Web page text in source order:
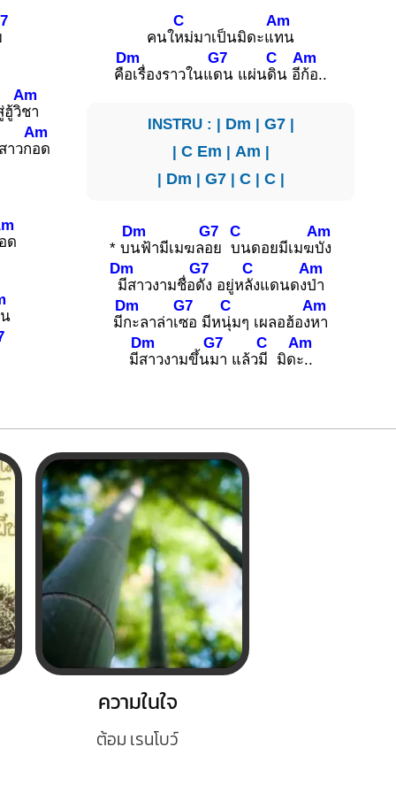
ฮู้วิ
Am
ชา
าวก
Am
อด
ด
คนใ
C
หม่มาเป็นมิดะแ
Am
ทน
คื
Dm
อเรื่องราวในแ
G7
ดน แผ่น
C
ดิน อี
Am
ก้อ..
INSTRU : | Dm | G7|
| C Em | Am |
| Dm | G7| C| C|
* บ
Dm
นฟ้ามีเมฆล
G7
อย
C
บนดอยมีเมฆ
Am
บัง
Dm
มีสาวงามชื่อ
G7
ดัง อยู่ห
C
ลังแดนดง
Am
ป่า
มี
Dm
กะลาล่าเ
G7
ซอ มีห
C
นุ่มๆ เผลอฮ้อง
Am
หา
มี
Dm
สาวงามขึ้น
G7
มา แล้ว
C
มี มิด
Am
ะ..
ความในใจ
ต้อม เรนโบว์